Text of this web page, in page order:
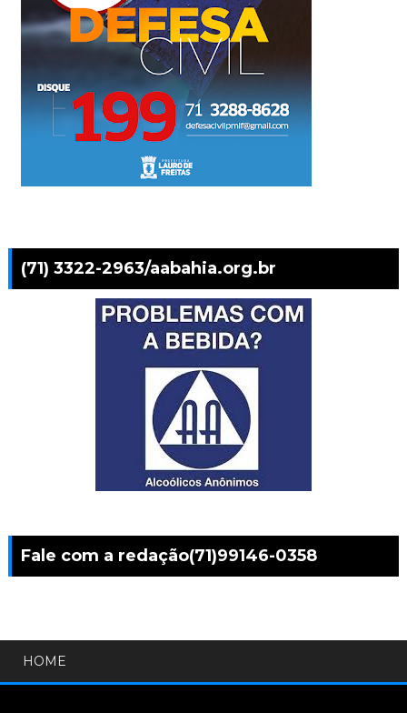
(71) 3322-2963/aabahia.org.br
Fale com a redação(71)99146-0358
HOME